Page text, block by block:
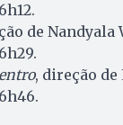
de Nandyala
, direção de